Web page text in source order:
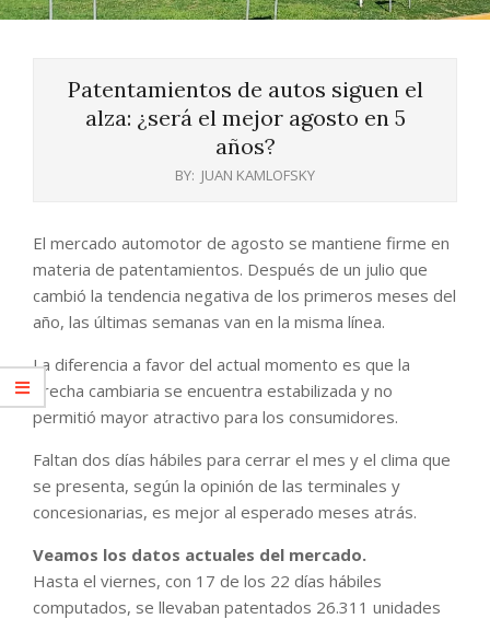
Patentamientos de autos siguen el
alza: ¿será el mejor agosto en 5
años?
BY: JUAN KAMLOFSKY
El mercado automotor de agosto se mantiene firme en
materia de patentamientos. Después de un julio que
cambió la tendencia negativa de los primeros meses del
año, las últimas semanas van en la misma línea.
La diferencia a favor del actual momento es que la
brecha cambiaria se encuentra estabilizada y no
permitió mayor atractivo para los consumidores.
Faltan dos días hábiles para cerrar el mes y el clima que
se presenta, según la opinión de las terminales y
concesionarias, es mejor al esperado meses atrás.
Veamos los datos actuales del mercado.
Hasta el viernes, con 17 de los 22 días hábiles
computados, se llevaban patentados 26.311 unidades